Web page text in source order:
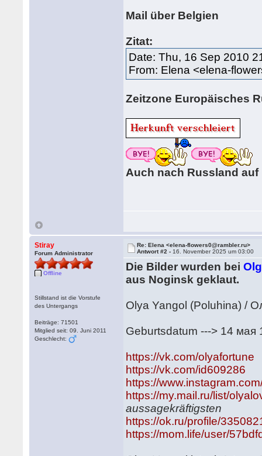
Mail über Belgien
Zitat:
Date: Thu, 16 Sep 2010
From: Elena <elena-
Zeitzone Europäisches
Auch nach Russland auf
Stiray
Forum Administrator
Offline
Stillstand ist die Vorstufe
des Untergangs
Beiträge: 71501
Mitglied seit: 09. Juni 2011
Geschlecht:
Re: Elena <elena-flowers0@rambler.ru>
Antwort #2 - 16. November 2025 um 03:00
Die Bilder wurden bei
aus Noginsk geklaut.
Olya Yangol (Poluhina) /
Geburtsdatum ---> 14 мая
https://vk.com/olyafortune
https://vk.com/id609286
https://
https://my.mail.ru/list/
aussagekräftigsten
https://ok.ru/profile/
https://mom.life/user/